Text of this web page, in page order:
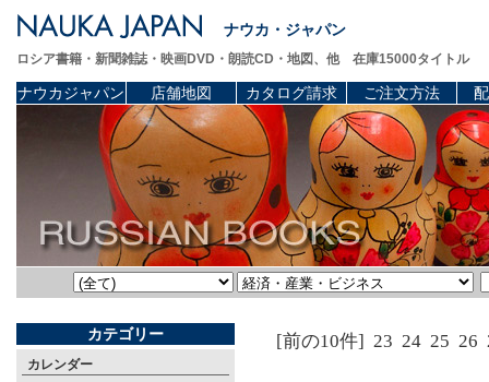
ナウカ・ジャパン
ロシア書籍・新聞雑誌・映画DVD・朗読CD・地図、他 在庫15000タイトル
ナウカジャパン 店舗地図 カタログ請求 ご注文方法
カテゴリー
カレンダー
[前の10件] 23 24 25 26